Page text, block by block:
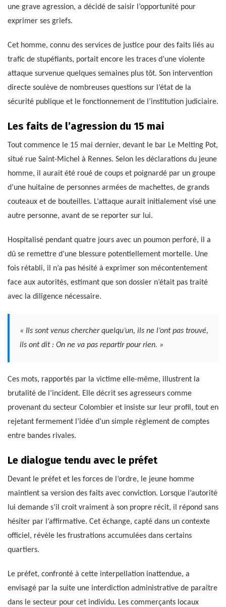
une grave agression, a décidé de saisir l’opportunité pour
exprimer ses griefs.
Cet homme, connu des services de justice pour des faits liés au
trafic de stupéfiants, portait encore les traces d’une violente
attaque survenue quelques semaines plus tôt. Son intervention
directe soulève de nombreuses questions sur l’état de la
sécurité publique et le fonctionnement de l’institution judiciaire.
Les faits de l’agression du 15 mai
Tout commence le 15 mai dernier, devant le bar Le Melting Pot,
situé rue Saint-Michel à Rennes. Selon les déclarations du jeune
homme, il aurait été roué de coups et poignardé par un groupe
d’une huitaine de personnes armées de machettes, de grands
couteaux et de bouteilles. L’attaque aurait initialement visé une
autre personne, avant de se reporter sur lui.
Hospitalisé pendant quatre jours avec un poumon perforé, il a
dû se remettre d’une blessure potentiellement mortelle. Une
fois rétabli, il n’a pas hésité à exprimer son mécontentement
face aux autorités, estimant que son dossier n’était pas traité
avec la diligence nécessaire.
« Ils sont venus chercher quelqu’un, ils ne l’ont pas trouvé,
ils ont dit : On ne va pas repartir pour rien. »
Ces mots, rapportés par la victime elle-même, illustrent la
brutalité de l’incident. Elle décrit ses agresseurs comme
provenant du secteur Colombier et insiste sur leur profil, tout en
rejetant fermement l’idée d’un simple règlement de comptes
entre bandes rivales.
Le dialogue tendu avec le préfet
Devant le préfet et les forces de l’ordre, le jeune homme
maintient sa version des faits avec conviction. Lorsque l’autorité
lui demande s’il croit vraiment à son propre récit, il répond sans
hésiter par l’affirmative. Cet échange, capté dans un contexte
officiel, révèle les frustrations accumulées dans certains
quartiers.
Le préfet, confronté à cette interpellation inattendue, a
envisagé par la suite une interdiction administrative de paraître
dans le secteur pour cet individu. Les commerçants locaux